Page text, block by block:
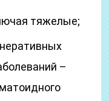
тяжелые;
–